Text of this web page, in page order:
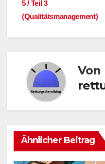
5 / Teil 3
(Qualitätsmanagement)
Von
Ähnlicher Beitrag